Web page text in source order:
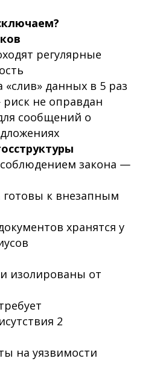
регулярные
«слив» данных в 5 раз
не оправдан
сообщений о
соблюдением закона —
готовы к внезапным
хранятся у
изолированы от
2
на уязвимости